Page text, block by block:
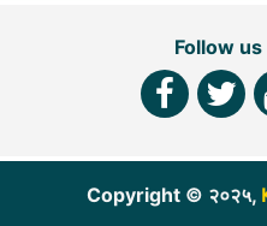
Follow us
Copyright © २०२५,